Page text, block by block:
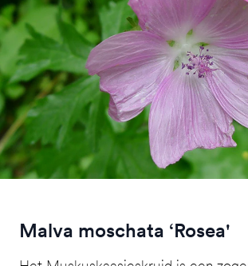
Malva moschata ‘Rosea'